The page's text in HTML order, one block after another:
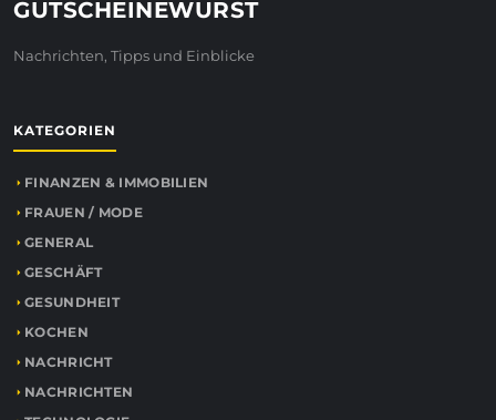
GUTSCHEINEWURST
Nachrichten, Tipps und Einblicke
KATEGORIEN
FINANZEN & IMMOBILIEN
FRAUEN / MODE
GENERAL
GESCHÄFT
GESUNDHEIT
KOCHEN
NACHRICHT
NACHRICHTEN